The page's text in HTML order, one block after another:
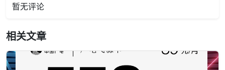
暂无评论
相关文章